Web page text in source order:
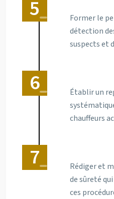
Former le
détection
suspects et
Établir un
chauffeurs
Rédiger et
de sûreté
ces